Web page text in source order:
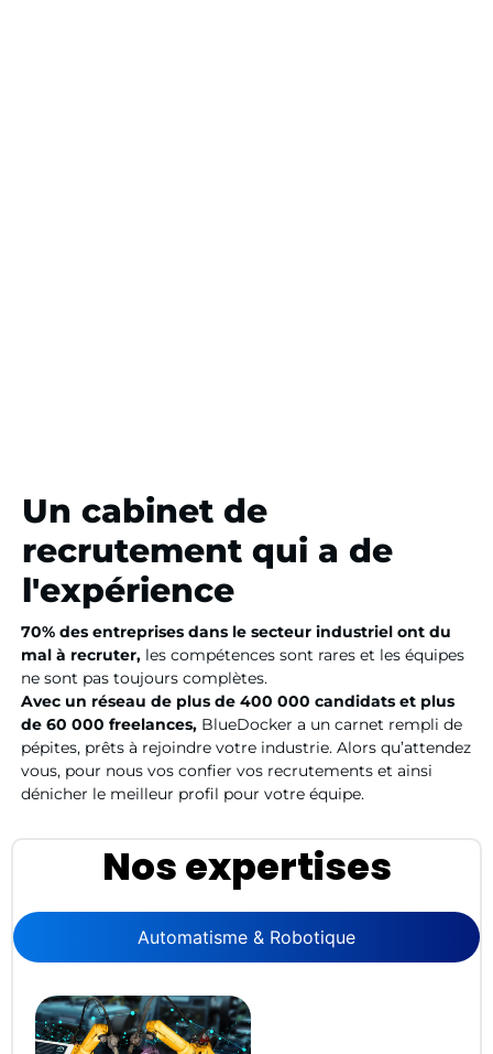
Un cabinet de
recrutement qui a de
l'expérience
70% des entreprises dans le secteur industriel ont du
mal à recruter, les compétences sont rares et les équipes
ne sont pas toujours complètes.
Avec un réseau de plus de 400 000 candidats et plus
de 60 000 freelances,BlueDocker a un carnet rempli de
pépites, prêts à rejoindre votre industrie. Alors qu’attendez
vous, pour nous vos confier vos recrutements et ainsi
dénicher le meilleur profil pour votre équipe.
Nos expertises
Automatisme & Robotique